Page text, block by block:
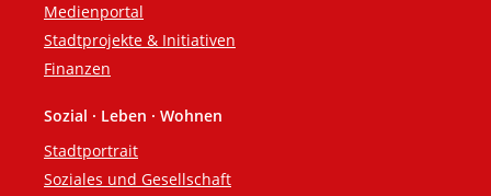
Medienportal
Stadtprojekte & Initiativen
Finanzen
Sozial · Leben · Wohnen
Stadtportrait
Soziales und Gesellschaft